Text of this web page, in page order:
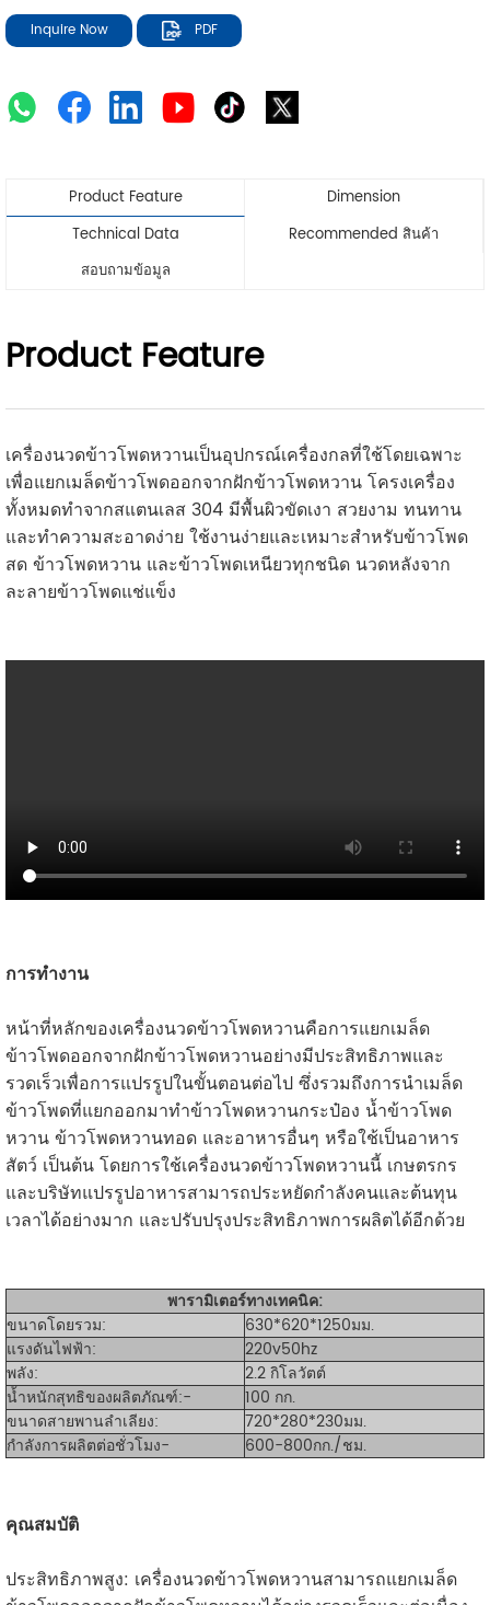
Inquire Now PDF
Product Feature
Dimension
Technical Data
Recommended สินค้า
สอบถามข้อมูล
Product Feature
เครื่องนวดข้าวโพดหวานเป็นอุปกรณ์เครื่องกลที่ใช้โดยเฉพาะ
เพื่อแยกเมล็ดข้าวโพดออกจากฝักข้าวโพดหวาน โครงเครื่อง
ทั้งหมดทำจากสแตนเลส 304 มีพื้นผิวขัดเงา สวยงาม ทนทาน
และทำความสะอาดง่าย ใช้งานง่ายและเหมาะสำหรับข้าวโพด
สด ข้าวโพดหวาน และข้าวโพดเหนียวทุกชนิด นวดหลังจาก
ละลายข้าวโพดแช่แข็ง
การทำงาน
หน้าที่หลักของเครื่องนวดข้าวโพดหวานคือการแยกเมล็ด
ข้าวโพดออกจากฝักข้าวโพดหวานอย่างมีประสิทธิภาพและ
รวดเร็วเพื่อการแปรรูปในขั้นตอนต่อไป ซึ่งรวมถึงการนำเมล็ด
ข้าวโพดที่แยกออกมาทำข้าวโพดหวานกระป๋อง น้ำข้าวโพด
หวาน ข้าวโพดหวานทอด และอาหารอื่นๆ หรือใช้เป็นอาหาร
สัตว์ เป็นต้น โดยการใช้เครื่องนวดข้าวโพดหวานนี้ เกษตรกร
และบริษัทแปรรูปอาหารสามารถประหยัดกำลังคนและต้นทุน
เวลาได้อย่างมาก และปรับปรุงประสิทธิภาพการผลิตได้อีกด้วย
พารามิเตอร์ทางเทคนิค:
ขนาดโดยรวม:
630*620*1250มม.
แรงดันไฟฟ้า:
220v50hz
พลัง:
2.2 กิโลวัตต์
น้ำหนักสุทธิของผลิตภัณฑ์:-
100 กก.
ขนาดสายพานลำเลียง:
720*280*230มม.
กำลังการผลิตต่อชั่วโมง-
600-800กก./ชม.
คุณสมบัติ
ประสิทธิภาพสูง: เครื่องนวดข้าวโพดหวานสามารถแยกเมล็ด